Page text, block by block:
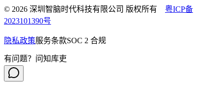
© 2026 深圳智脑时代科技有限公司 版权所有 粤ICP备
2023101390号
隐私政策服务条款SOC 2 合规
有问题？问知库吏